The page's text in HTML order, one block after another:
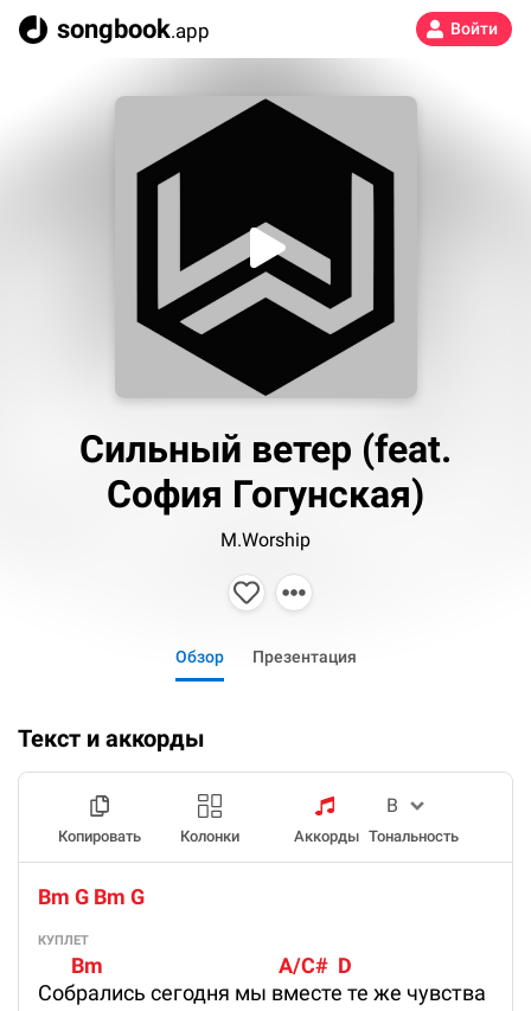
songbook.app Войти
Сильный ветер (feat.
София Гогунская)
M.Worship
Обзор Презентация
Текст и аккорды
Копировать Колонки Аккорды Тональность
Bm G Bm G
КУПЛЕТ
       Bm                                     A/C#  D
Собрались сегодня мы вместе те же чувства